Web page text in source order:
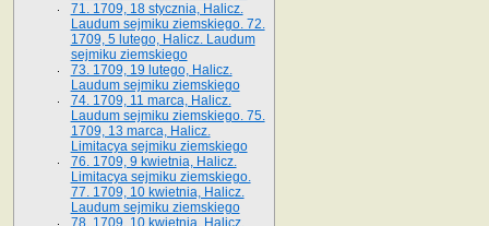
71. 1709, 18 stycznia, Halicz.
Laudum sejmiku ziemskiego. 72.
1709, 5 lutego, Halicz. Laudum
sejmiku ziemskiego
73. 1709, 19 lutego, Halicz.
Laudum sejmiku ziemskiego
74. 1709, 11 marca, Halicz.
Laudum sejmiku ziemskiego. 75.
1709, 13 marca, Halicz.
Limitacya sejmiku ziemskiego
76. 1709, 9 kwietnia, Halicz.
Limitacya sejmiku ziemskiego.
77. 1709, 10 kwietnia, Halicz.
Laudum sejmiku ziemskiego
78. 1709, 10 kwietnia, Halicz.